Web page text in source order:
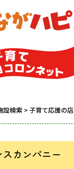
設検索 >子育て応援の店
カンパニー